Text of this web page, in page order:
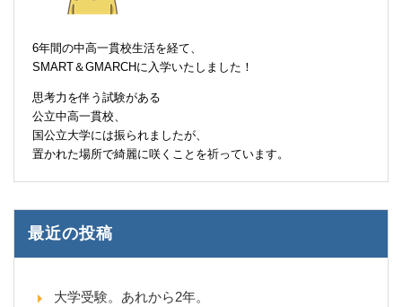
6年間の中高一貫校生活を経て、
SMART＆GMARCHに入学いたしました！
思考力を伴う試験がある
公立中高一貫校、
国公立大学には振られましたが、
置かれた場所で綺麗に咲くことを祈っています。
最近の投稿
大学受験。あれから2年。